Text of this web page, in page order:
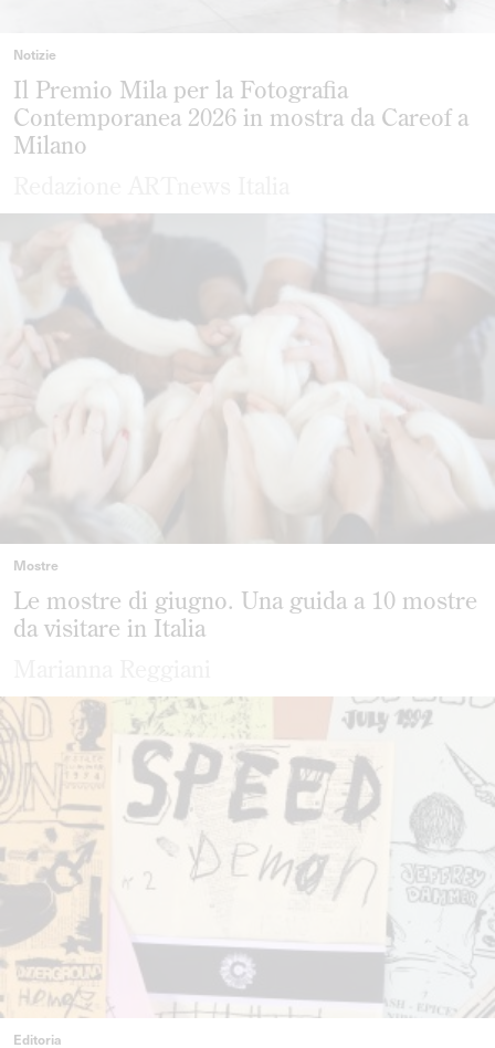
Notizie
Il Premio Mila per la Fotografia
Contemporanea 2026 in mostra da Careof a
Milano
Mostre
Le mostre di giugno. Una guida a 10 mostre
da visitare in Italia
Editoria